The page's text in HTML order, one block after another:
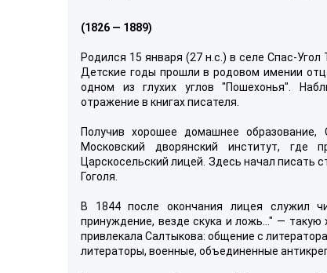
(1826 — 1889)
Родился 15 января (27 н.с.) в селе Спас-
Детские годы прошли в родовом имении
одном из глухих углов "Пошехонья".
отражение в книгах писателя.
Получив хорошее домашнее
Московский дворянский институт,
Царскосельский лицей. Здесь начал писать
Гоголя.
В 1844 после окончания лицея служил
принуждение, везде скука и ложь..." — такую
привлекала Салтыкова: общение с
литераторы, военные, объединенные